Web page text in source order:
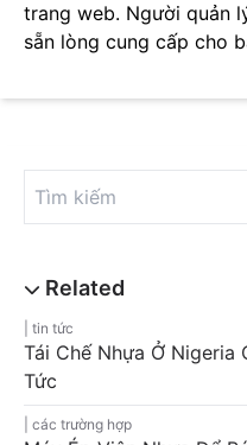
tin tức
Tái Chế Nhựa Ở Nigeria
Tức
các trường hợp
trang web. Người quản
sẵn lòng cung cấp cho